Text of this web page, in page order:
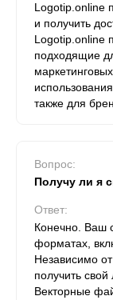
Logotip.online
и получить
Logotip.online
подходящие
также для
Вопрос:
Получу ли я
Ответ:
Конечно. Ваш
форматах,
Независимо
получить свой
Векторные